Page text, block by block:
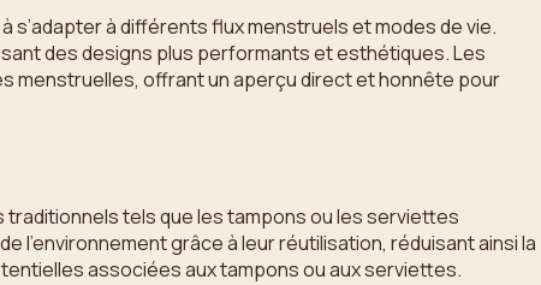
à différents flux menstruels et modes de vie.
des designs plus performants et esthétiques. Les
menstruelles, offrant un aperçu direct et honnête pour
tels que les tampons ou les serviettes
grâce à leur réutilisation, réduisant ainsi la
associées aux tampons ou aux serviettes.